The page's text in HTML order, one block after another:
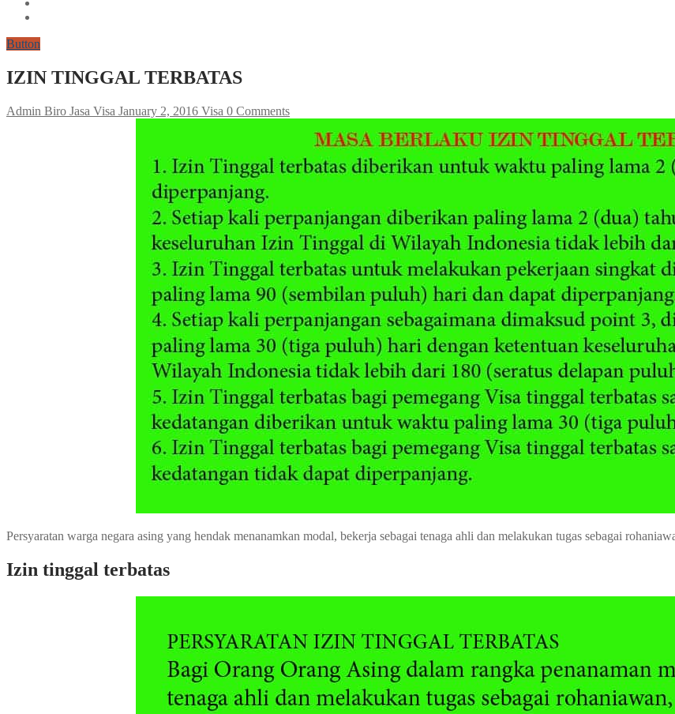
Button
IZIN TINGGAL TERBATAS
Admin Biro Jasa Visa January 2, 2016 Visa 0 Comments
Persyaratan warga negara asing yang hendak menanamkan modal, bekerja sebagai tenaga ahli dan melakukan tugas sebagai
Izin tinggal terbatas